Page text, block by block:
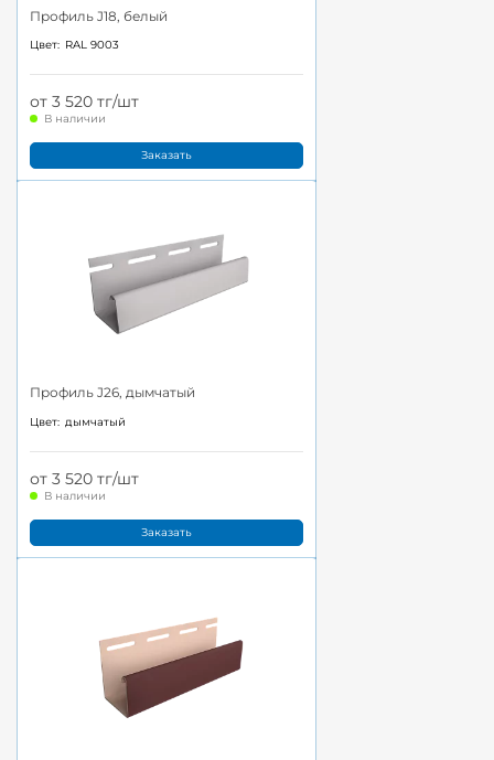
Профиль J18, белый
Цвет: RAL 9003
от 3 520 тг/шт
В наличии
Заказать
Профиль J26, дымчатый
Цвет: дымчатый
от 3 520 тг/шт
В наличии
Заказать